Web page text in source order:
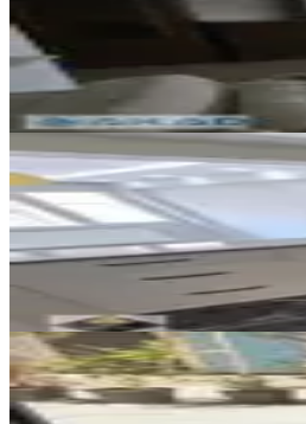
Konak,
145 m²
13.000.000 ₺
Göztepe
Konak,
3+1·120 m²
6.100.000 ₺
YENİ
İzmirspor
Konak,